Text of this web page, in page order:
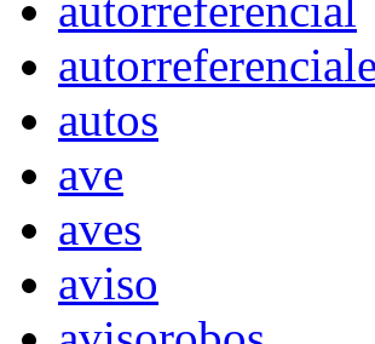
autorreferencial
autos
ave
aves
aviso